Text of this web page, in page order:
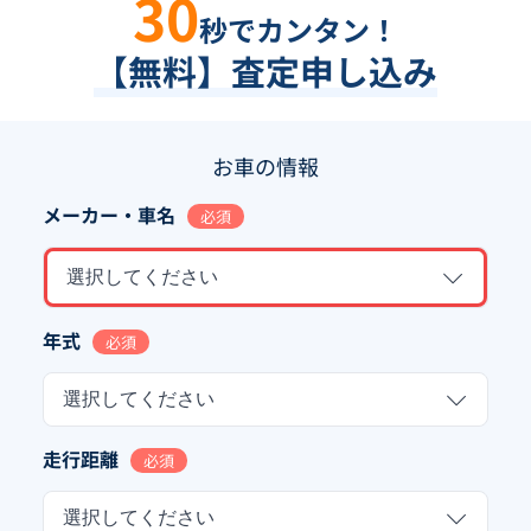
秒でカンタン！
【無料】査定申し込み
お車の情報
メーカー・車名 必須
選択してください
年式 必須
選択してください
走行距離 必須
選択してください